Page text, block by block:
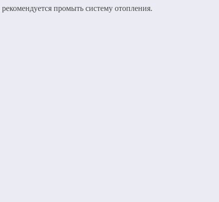
промыть систему отопления.